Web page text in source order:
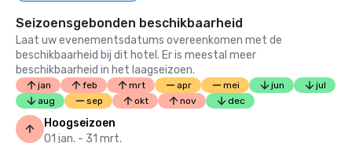
Seizoensgebonden beschikbaarheid
Laat uw evenementsdatums overeenkomen met de
beschikbaarheid bij dit hotel. Er is meestal meer
beschikbaarheid in het laagseizoen.
jan feb mrt apr mei jun
jul
aug
sep okt nov dec
Hoogseizoen
01 jan. - 31 mrt.